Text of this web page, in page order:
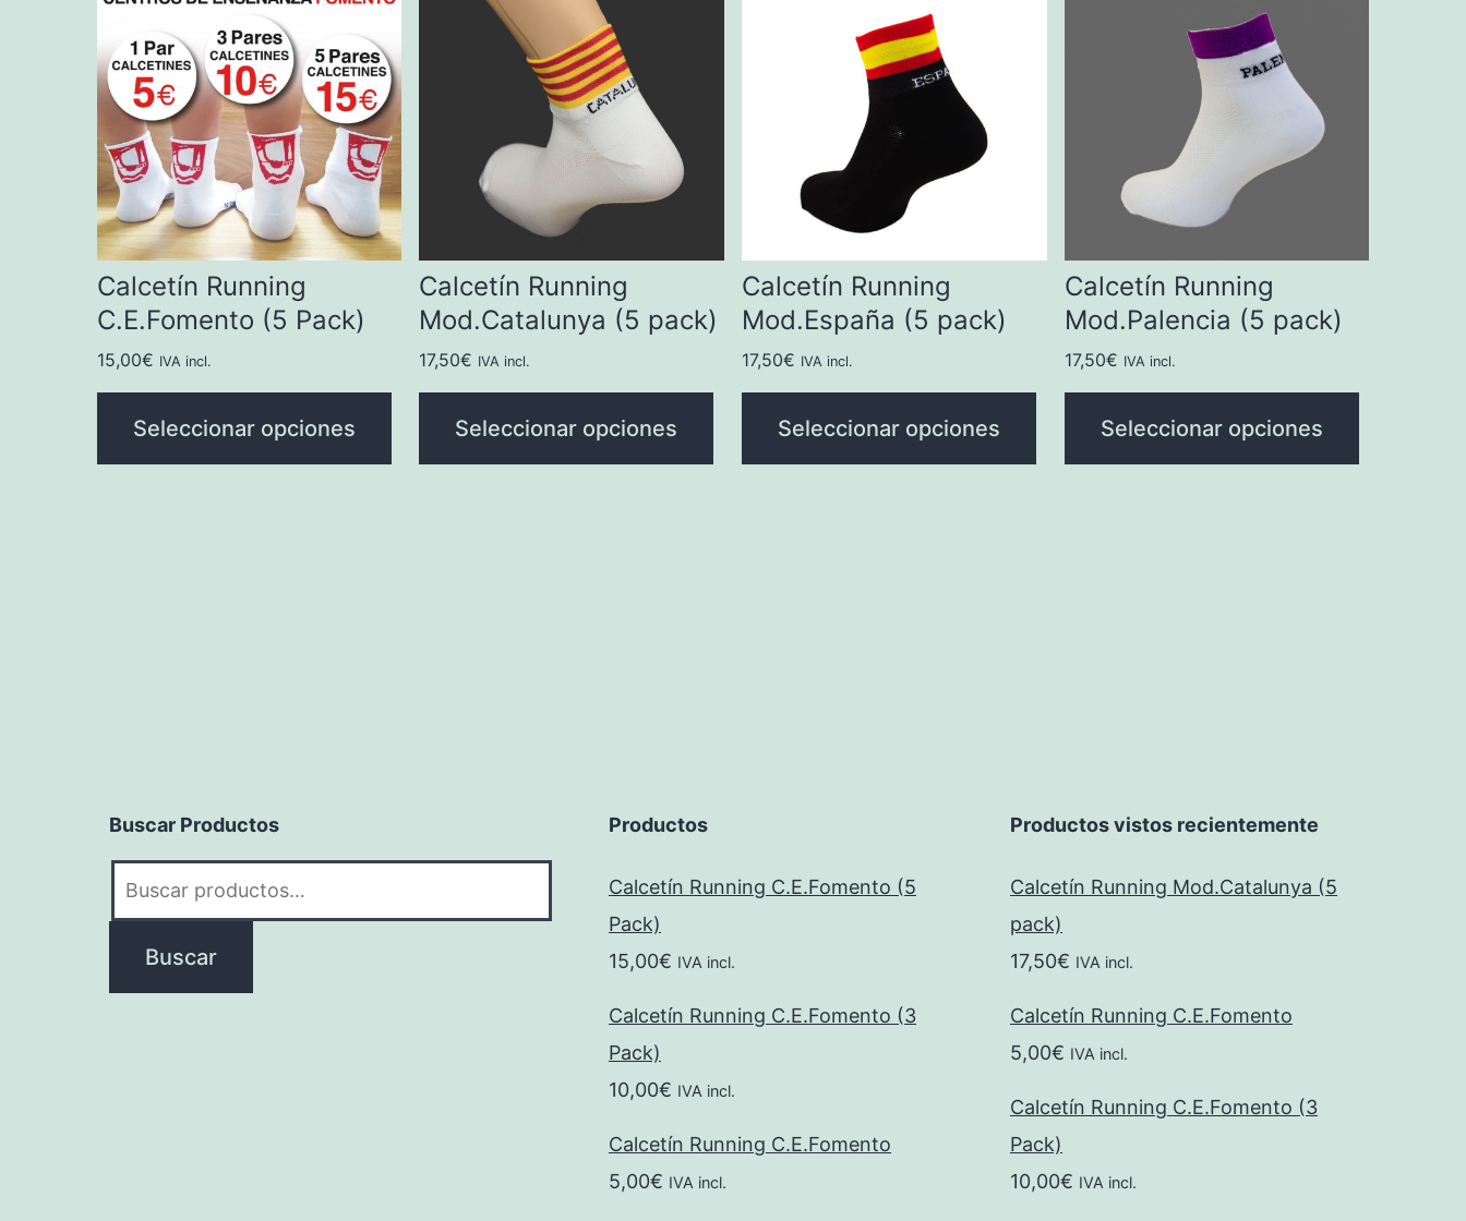
Calcetín Running
C.E.Fomento (5 Pack)
15,00€ IVA incl.
Seleccionar opciones
Calcetín Running
Mod.Catalunya (5 pack)
17,50€ IVA incl.
Seleccionar opciones
Calcetín Running
Mod.España (5 pack)
17,50€ IVA incl.
Seleccionar opciones
Calcetín Running
Mod.Palencia (5 pack)
17,50€ IVA incl.
Seleccionar opciones
Buscar Productos
Buscar
Productos
Calcetín Running C.E.Fomento (5
Pack)
15,00€ IVA incl.
Calcetín Running C.E.Fomento (3
Pack)
10,00€ IVA incl.
Calcetín Running C.E.Fomento
5,00€ IVA incl.
Productos vistos recientemente
Calcetín Running Mod.Catalunya (5
pack)
17,50€ IVA incl.
Calcetín Running C.E.Fomento
5,00€ IVA incl.
Calcetín Running C.E.Fomento (3
Pack)
10,00€ IVA incl.